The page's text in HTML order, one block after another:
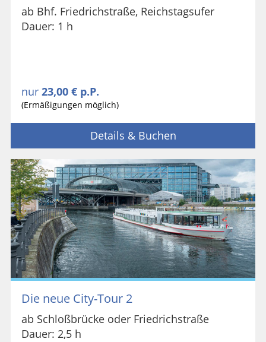
ab Bhf. Friedrichstraße, Reichstagsufer
Dauer: 1 h
nur 23,00 € p.P.
(Ermäßigungen möglich)
Details & Buchen
Die neue City-Tour 2
ab Schloßbrücke oder Friedrichstraße
Dauer: 2,5 h